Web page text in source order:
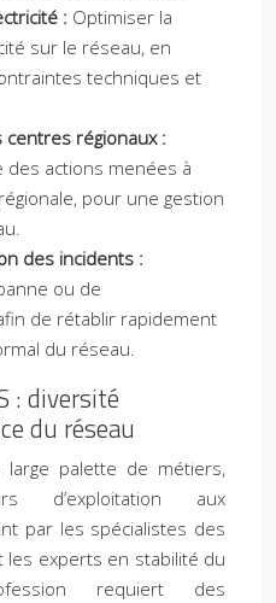
: Optimiser la
sur le réseau, en
techniques et
centres régionaux :
actions menées à
pour une gestion
des incidents :
ou de
de rétablir rapidement
du réseau.
: diversité
du réseau
large palette de métiers,
d’exploitation aux
par les spécialistes des
les experts en stabilité du
requiert des